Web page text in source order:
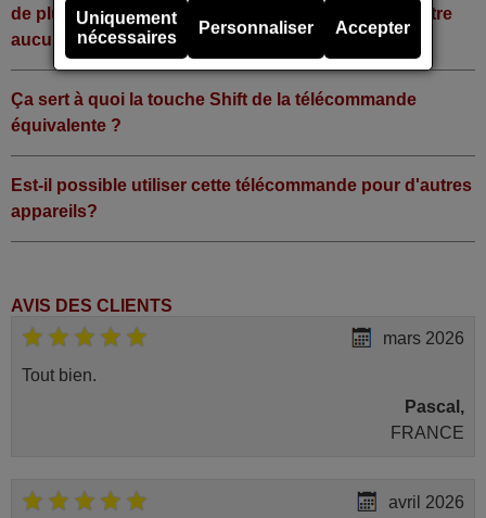
de plus ou fonctionne-t-elle directement sans y mettre
aucun code?
Ça sert à quoi la touche Shift de la télécommande
équivalente ?
Est-il possible utiliser cette télécommande pour d'autres
appareils?
AVIS DES CLIENTS
mars 2026
Tout bien.
Pascal,
FRANCE
avril 2026
Uniquement
nécessaires
Personnaliser Accepter